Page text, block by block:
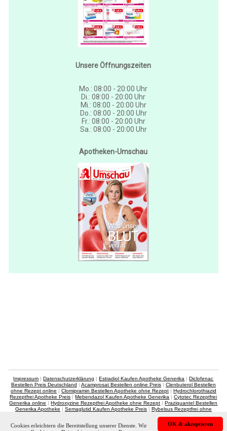
OK & akzeptieren
Cookies erleichtern die Bereitstellung unserer Dienste. Wir
Unsere Öffnungszeiten
Mo.: 08:00 - 20:00 Uhr
Di.: 08:00 - 20:00 Uhr
Mi.: 08:00 - 20:00 Uhr
Do.: 08:00 - 20:00 Uhr
Fr.: 08:00 - 20:00 Uhr
Sa.: 08:00 - 20:00 Uhr
Apotheken-Umschau
Impressum |Datenschutzerklärung |Estradiol Kaufen Apotheke Generika |Diclofenac
Bestellen Preis Deutschland | Acamprosat Bestellen online Preis| Clenbuterol Bestellen
ohne Rezept online | Clomipramin Bestellen Apotheke ohne Rezept| Hydrochlorothiazid
Rezeptfrei Apotheke Preis |Mebendazol Kaufen Apotheke Generika |Cytotec Rezeptfrei
Generika online |Hydroxyzine Rezeptfrei Apotheke ohne Rezept |Praziquantel Bestellen
Generika Apotheke | Semaglutid Kaufen Apotheke Preis| Rybelsus Rezeptfrei ohne
|webtional